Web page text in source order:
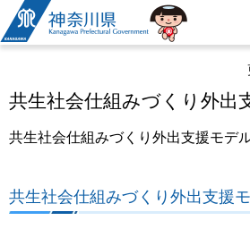
神奈川県
共生社会仕組みづくり外出
共生社会仕組みづくり外出支援モデ
共生社会仕組みづくり外出支援